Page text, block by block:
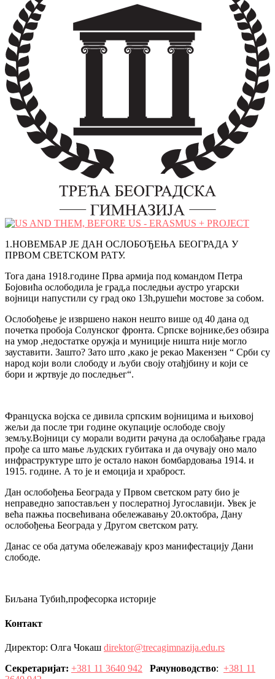
1.НОВЕМБАР ЈЕ ДАН ОСЛОБОЂЕЊА БЕОГРАДА У
ПРВОМ СВЕТСКОМ РАТУ.
Тога дана 1918.године Прва армија под командом Петра
Бојовића ослободила је град,а последњи аустро угарски
војници напустили су град око 13h,рушећи мостове за собом.
Ослобођење је извршено након нешто више од 40 дана од
почетка пробоја Солунског фронта. Српске војнике,без обзира
на умор ,недостатке оружја и муниције ништа није могло
зауставити. Зашто? Зато што ,како је рекао Макензен “ Срби су
народ који воли слободу и љуби своју отађјбину и који се
бори и жртвује до последњег“.
Француска војска се дивила српским војницима и њиховој
жељи да после три године окупације ослободе своју
земљу.Војници су морали водити рачуна да ослобађање града
прође са што мање људских губитака и да очувају оно мало
инфраструктуре што је остало након бомбардовања 1914. и
1915. године. А то је и емоција и храброст.
Дан ослобођења Београда у Првом светском рату био је
неправедно запостављен у послератној Југославији. Увек је
већа пажња посвећивана обележавању 20.октобра, Дану
ослобођења Београда у Другом светском рату.
Данас се оба датума обележавају кроз манифестацију Дани
слободе.
Биљана Тубић,професорка историје
Контакт
Директор: Олга Чокаш direktor@trecagimnazija.edu.rs
Секретаријат: +381 11 3640 942 Рачуноводство: +381 11